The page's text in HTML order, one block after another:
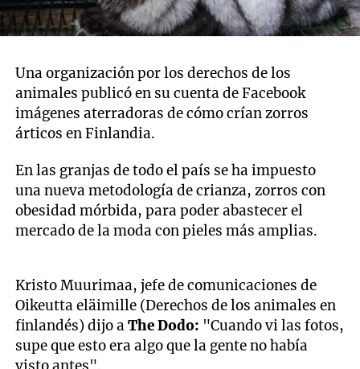
Una organización por los derechos de los
animales publicó en su cuenta de Facebook
imágenes aterradoras de cómo crían zorros
árticos en Finlandia.
En las granjas de todo el país se ha impuesto
una nueva metodología de crianza, zorros con
obesidad mórbida, para poder abastecer el
mercado de la moda con pieles más amplias.
Kristo Muurimaa, jefe de comunicaciones de
Oikeutta eläimille (Derechos de los animales en
finlandés) dijo aThe Dodo: "Cuando vi las fotos,
supe que esto era algo que la gente no había